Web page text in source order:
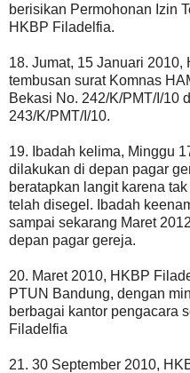
berisikan Permohonan Izin
HKBP Filadelfia.
18. Jumat, 15 Januari
tembusan surat Komnas
Bekasi No. 242/K/PMT/I/10
243/K/PMT/I/10.
19. Ibadah kelima, Minggu
dilakukan di depan pagar
beratapkan langit karena
telah disegel. Ibadah
sampai sekarang Maret
depan pagar gereja.
20. Maret 2010, HKBP
PTUN Bandung, dengan
berbagai kantor pengacara
Filadelfia
21. 30 September 2010,